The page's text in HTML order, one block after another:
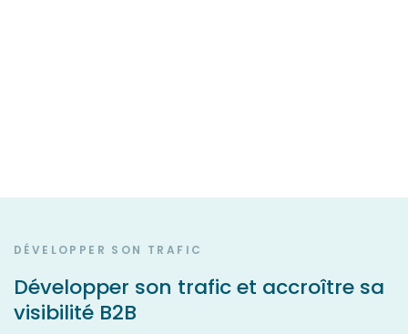
DÉVELOPPER SON TRAFIC
Développer son trafic et accroître sa
visibilité B2B